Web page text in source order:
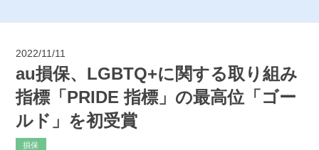
2022/11/11
au損保、LGBTQ+に関する取り組み
指標「PRIDE 指標」の最高位「ゴー
ルド」を初受賞
損保